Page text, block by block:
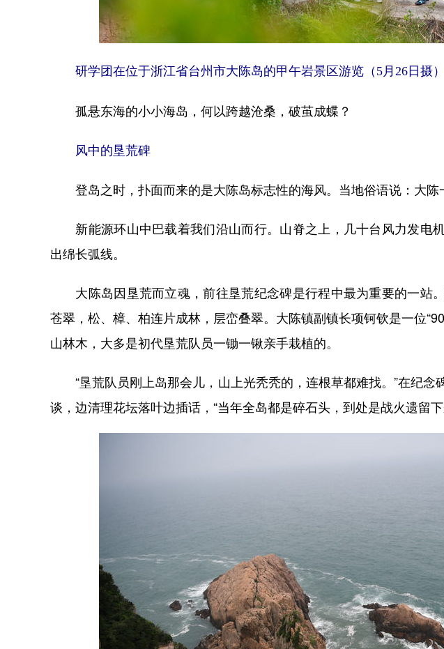
研学团在位于浙江省台州市大陈岛的甲午岩景区游览（5月26日摄
孤悬东海的小小海岛，何以跨越沧桑，破茧成蝶？
风中的垦荒碑
登岛之时，扑面而来的是大陈岛标志性的海风。当地俗语说：大陈
新能源环山中巴载着我们沿山而行。山脊之上，几十台风力发电
出绵长弧线。
大陈岛因垦荒而立魂，前往垦荒纪念碑是行程中最为重要的一站
苍翠，松、樟、柏连片成林，层峦叠翠。大陈镇副镇长项钶钦是一位
山林木，大多是初代垦荒队员一锄一锹亲手栽植的。
“垦荒队员刚上岛那会儿，山上光秃秃的，连根草都难找。”在纪念
谈，边清理花坛落叶边插话，“当年全岛都是碎石头，到处是战火遗留